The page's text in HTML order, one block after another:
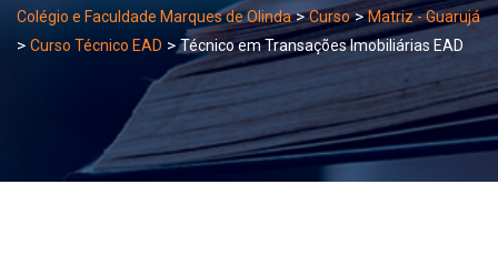
Colégio e Faculdade Marques de Olinda>Curso>Matriz - Guarujá
> Curso Técnico EAD >Técnico em Transações Imobiliárias EAD